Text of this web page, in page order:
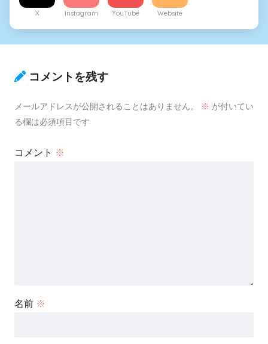
X Instagram YouTube Website
コメントを残す
メールアドレスが公開されることはありません。 ※ が付いてい
る欄は必須項目です
コメント ※
名前 ※